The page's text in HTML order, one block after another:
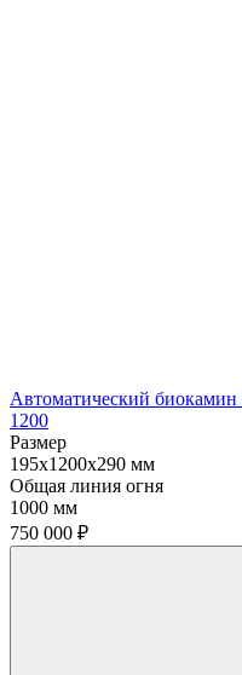
Автоматический
1200
Размер
195x1200x290 мм
Общая линия огня
1000 мм
750 000 ₽